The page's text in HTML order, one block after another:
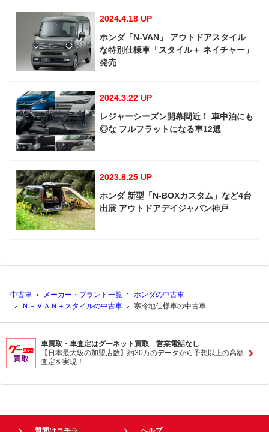
2024.4.18 UP
ホンダ「N-VAN」 アウトドアスタイル
な特別仕様車「スタイル＋ ネイチャー」
発売
2024.3.22 UP
レジャーシーズン開幕間近！ 車中泊にも
◎な フルフラットになる車12選
2023.8.25 UP
ホンダ 新型「N-BOXカスタム」など4台
出展 アウトドアデイジャパン神戸
中古車 メーカー・ブランド一覧
ホンダの中古車
Ｎ－ＶＡＮ＋スタイルの中古車
寒冷地仕様車の中古車
車買取・車査定はグーネット買取 営業電話なし
【日本最大級の加盟店数】約30万のデータから予想以上の高額
査定を実現！